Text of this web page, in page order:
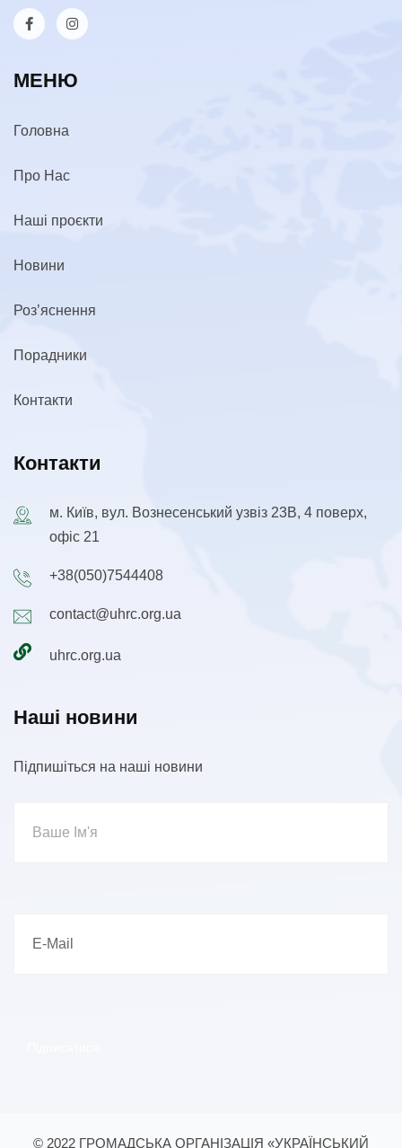
МЕНЮ
Головна
Про Нас
Наші проєкти
Новини
Роз’яснення
Порадники
Контакти
Контакти
м. Київ, вул. Вознесенський узвіз 23В, 4 поверх,
офіс 21
+38(050)7544408
contact@uhrc.org.ua
uhrc.org.ua
Наші новини
Підпишіться на наші новини
© 2022 ГРОМАДСЬКА ОРГАНІЗАЦІЯ «УКРАЇНСЬКИЙ